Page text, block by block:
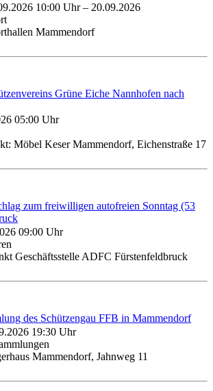
10:00 Uhr– 20.09.2026
Mammendorf
Grüne Eiche Nannhofen nach
05:00 Uhr
Möbel Keser Mammendorf, Eichenstraße 17
zum freiwilligen autofreien Sonntag (53
09:00 Uhr
Geschäftsstelle ADFC Fürstenfeldbruck
des Schützengau FFB in Mammendorf
19:30 Uhr
Mammendorf, Jahnweg 11